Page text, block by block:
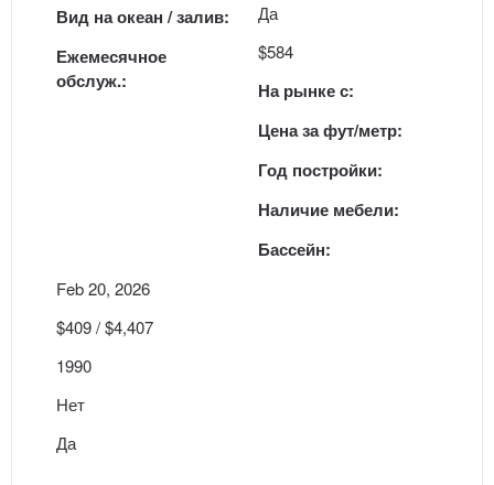
Вид на океан / залив:
Ежемесячное
обслуж.:
Да
$584
На рынке с:
Цена за фут/метр:
Год постройки:
Наличие мебели:
Бассейн:
Feb 20, 2026
$409 / $4,407
1990
Нет
Да